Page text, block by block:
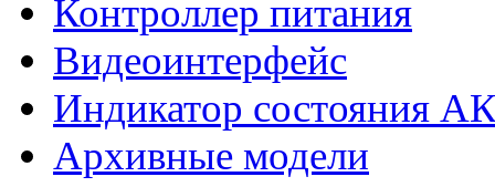
Контроллер питания
Видеоинтерфейс
Индикатор состояния
Архивные модели